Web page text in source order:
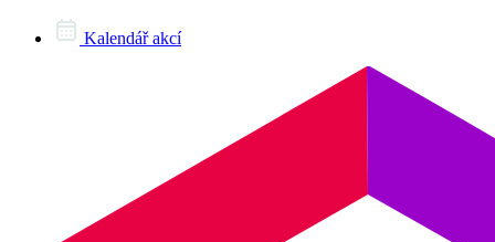
Kalendář akcí